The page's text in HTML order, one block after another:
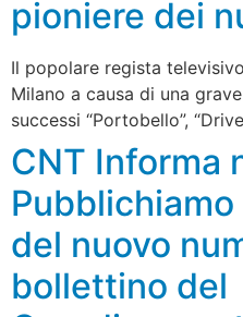
pioniere dei
Il popolare regista
Milano a causa di una
successi “Portobello”,
CNT Informa
del nuovo
bollettino del